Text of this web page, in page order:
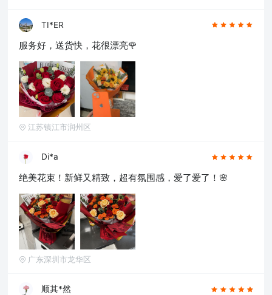
TI*ER
服务好，送货快，花很漂亮🌹
江苏镇江市润州区
Di*a
绝美花束！新鲜又精致，超有氛围感，爱了爱了！🌸
广东深圳市龙华区
顺其*然